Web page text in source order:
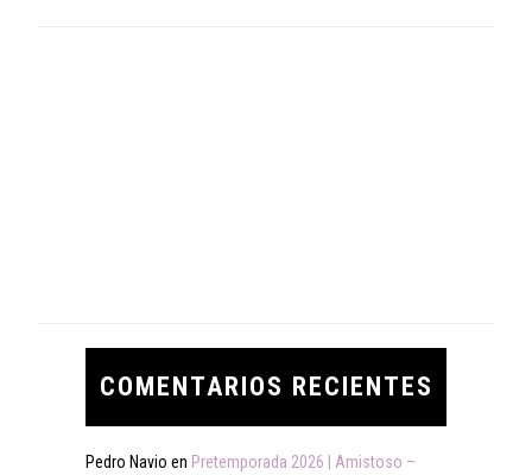
COMENTARIOS RECIENTES
Pedro Navio en Pretemporada 2026 | Amistoso –